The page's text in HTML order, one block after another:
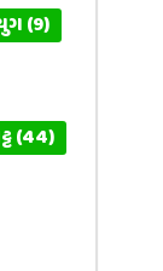
(9)
(44)